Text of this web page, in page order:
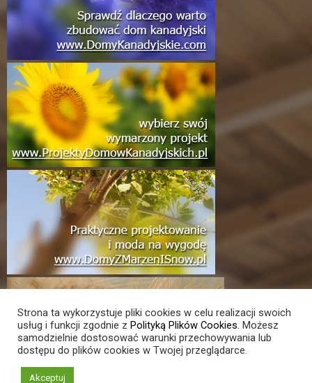
Strona ta wykorzystuje pliki cookies w celu realizacji swoich
usług i funkcji zgodnie z Polityką Plików Cookies. Możesz
samodzielnie dostosować warunki przechowywania lub
dostępu do plików cookies w Twojej przeglądarce.
Akceptuj